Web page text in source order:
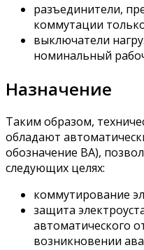
разъединители,
коммутации
выключатели
номинальный
Назначение
Таким образом,
обладают
обозначение ВА),
следующих целях:
коммутирование
защита
автоматического
возникновении